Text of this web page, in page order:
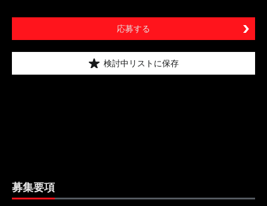
応募する
検討中リストに保存
募集要項